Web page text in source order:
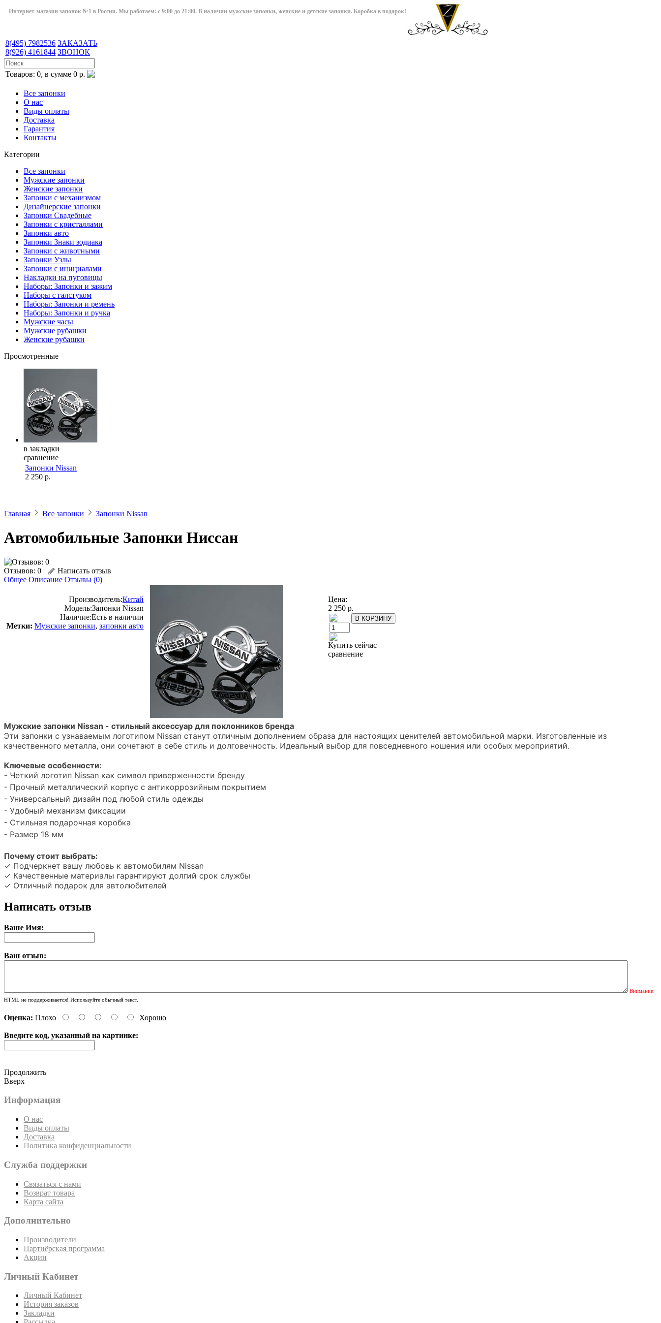
Интернет-магазин запонок №1 в России. Мы работаем: с 9:00 до 21:00. В наличии мужские запонки, женские и детские запонки. Коробка в подарок!
8(495) 7982536
8(926) 4161844
ЗАКАЗАТЬ
ЗВОНОК
Товаров: 0, в сумме 0 р.
Все запонки
О нас
Виды оплаты
Доставка
Гарантия
Контакты
Категории
Все запонки
Мужские запонки
Женские запонки
Запонки с механизмом
Дизайнерские запонки
Запонки Свадебные
Запонки с кристаллами
Запонки авто
Запонки Знаки зодиака
Запонки с животными
Запонки Узлы
Запонки с инициалами
Накладки на пуговицы
Наборы: Запонки и зажим
Наборы с галстуком
Наборы: Запонки и ремень
Наборы: Запонки и ручка
Мужские часы
Мужские рубашки
Женские рубашки
Просмотренные
в закладки
сравнение
Запонки Nissan
2 250 р.
Главная Все запонки Запонки Nissan
Автомобильные Запонки Ниссан
Отзывов: 0
Написать отзыв
Общее Описание Отзывы (0)
Производитель:Китай
Модель:Запонки Nissan
Наличие:Есть в наличии
Метки: Мужские запонки, запонки авто
Цена:
2 250 р.
Купить сейчас
сравнение
Мужские запонки Nissan - стильный аксессуар для поклонников бренда
Эти запонки с узнаваемым логотипом Nissan станут отличным дополнением образа для настоящих ценителей автомобильной марки. Изготовленные из
качественного металла, они сочетают в себе стиль и долговечность. Идеальный выбор для повседневного ношения или особых мероприятий.
Ключевые особенности:
- Четкий логотип Nissan как символ приверженности бренду
- Прочный металлический корпус с антикоррозийным покрытием
- Универсальный дизайн под любой стиль одежды
- Удобный механизм фиксации
- Стильная подарочная коробка
- Размер 18 мм
Почему стоит выбрать:
✓ Подчеркнет вашу любовь к автомобилям Nissan
✓ Качественные материалы гарантируют долгий срок службы
✓ Отличный подарок для автолюбителей
Написать отзыв
Ваше Имя:
Ваш отзыв:
Внимание:
HTML не поддерживается! Используйте обычный текст.
Оценка: Плохо Хорошо
Введите код, указанный на картинке:
Продолжить
Вверх
Информация
О нас
Виды оплаты
Доставка
Политика конфиденциальности
Служба поддержки
Связаться с нами
Возврат товара
Карта сайта
Дополнительно
Производители
Партнёрская программа
Акции
Личный Кабинет
Личный Кабинет
История заказов
Закладки